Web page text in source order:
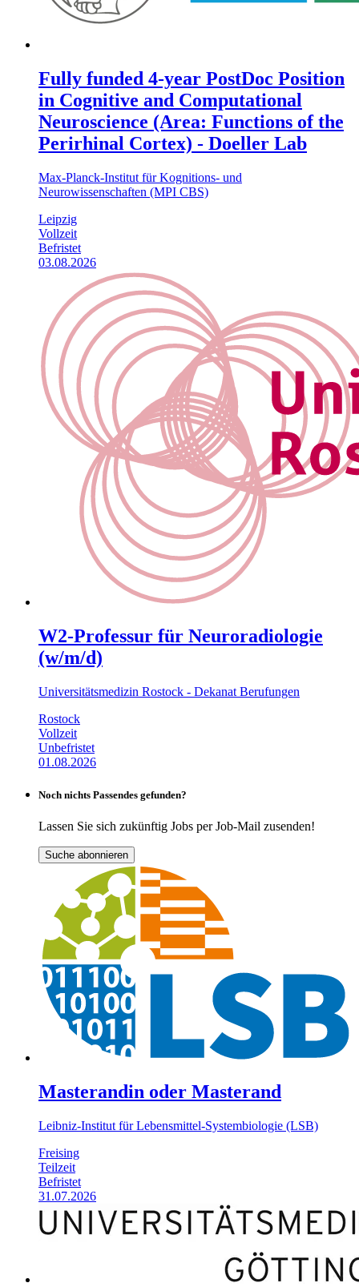
Fully funded 4-year PostDoc Position
in Cognitive and Computational
Neuroscience (Area: Functions of the
Perirhinal Cortex) - Doeller Lab
Max-Planck-Institut für Kognitions- und
Neurowissenschaften (MPI CBS)
Leipzig
Vollzeit
Befristet
03.08.2026
W2-Professur für Neuroradiologie
(w/m/d)
Universitätsmedizin Rostock - Dekanat Berufungen
Rostock
Vollzeit
Unbefristet
01.08.2026
Noch nichts Passendes gefunden?
Lassen Sie sich zukünftig Jobs per Job-Mail zusenden!
Suche abonnieren
Masterandin oder Masterand
Leibniz-Institut für Lebensmittel-Systembiologie (LSB)
Freising
Teilzeit
Befristet
31.07.2026